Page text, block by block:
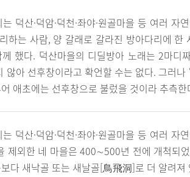
덕산·덕암·덕천·좌야·원골마을 등 여러 자
하는 사람, 양 갈래로 갈라진 방아다리에 한
했다. 덕산마을의 디딜방아 노래는 2마디
아 선후창이라고 확언할 수는 없다. 그러나
애초에는 선후창으로 불렀을 것이라 추측한
덕산·덕암·덕천·좌야·원골마을 등 여러 자
제외한 네 마을은 400∼500년 전에 개척되
다 새낙골 또는 새날골[鳥飛洞]로 더 알려져